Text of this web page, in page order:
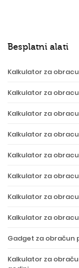
Besplatni alati
Kalkulator za
Kalkulator za
Kalkulator za
Kalkulator za
Kalkulator za
Kalkulator za
Kalkulator za
Kalkulator za
Gadget za obračun
Kalkulator za